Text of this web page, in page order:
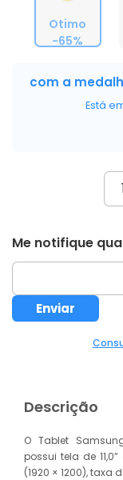
Otimo
-65%
com a
Está
Me notifique
Descrição
O Tablet
possui tela de
(1920 × 1200), taxa